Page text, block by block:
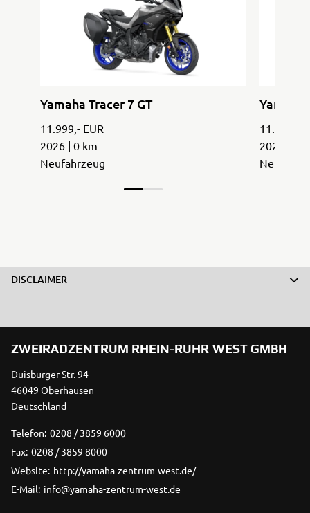
Yamaha Tracer 7 GT
11.999,- EUR
2026 | 0 km
Neufahrzeug
Yamaha
11.999,-
2026 | 0
DISCLAIMER
ZWEIRADZENTRUM RHEIN-RUHR WEST GMBH
Duisburger Str. 94
46049 Oberhausen
Deutschland
Telefon: 0208 / 3859 6000
Fax: 0208 / 3859 8000
Website: http://yamaha-zentrum-west.de/
E-Mail: info@yamaha-zentrum-west.de